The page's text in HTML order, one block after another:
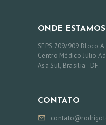
ONDE ESTAMOS
SEPS 709/909 Bloco
Centro Médico Júlio
Asa Sul, Brasília - DF.
CONTATO